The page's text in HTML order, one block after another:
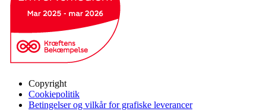
Copyright
Cookiepolitik
Betingelser og vilkår for grafiske leverancer